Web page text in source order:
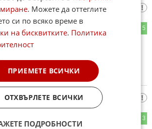
5
тази глупост явно те е излъгал
3
. Можете да оттеглите
си по всяко време в
на бисквитките. Политика
ПРИЕМЕТЕ ВСИЧКИ
ОТХВЪРЛЕТЕ ВСИЧКИ
ПОДРОБНОСТИ